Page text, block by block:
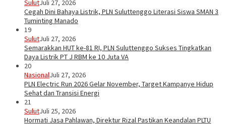
SulutJuli 27, 2026
Cegah Dini Bahaya Listrik, PLN Suluttenggo Literasi Siswa SMAN 3
Tuminting Manado
19
SulutJuli 27, 2026
Semarakkan HUT ke-81 RI, PLN Suluttenggo Sukses Tingkatkan
Daya Listrik PT J RBM ke 10 Juta VA
20
NasionalJuli 27, 2026
PLN Electric Run 2026 Gelar November, Target Kampanye Hidup
Sehat dan Transisi Energi
21
SulutJuli 25, 2026
Hormati Jasa Pahlawan, Direktur Rizal Pastikan Keandalan PLTU